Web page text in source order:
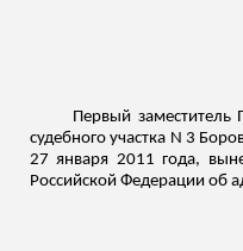
Первый заместитель
судебного участка N 3
27 января 2011 года,
Российской Федерации об